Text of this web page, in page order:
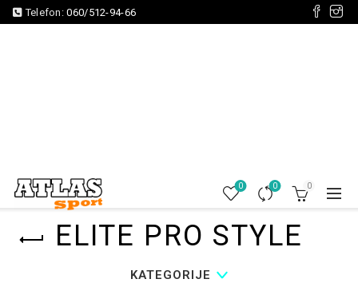
Telefon:060/512-94-66
0 0 0
ELITE PRO STYLE
KATEGORIJE